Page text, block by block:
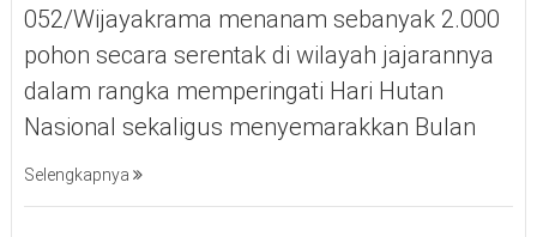
052/Wijayakrama menanam sebanyak 2.000
pohon secara serentak di wilayah jajarannya
dalam rangka memperingati Hari Hutan
Nasional sekaligus menyemarakkan Bulan
Selengkapnya